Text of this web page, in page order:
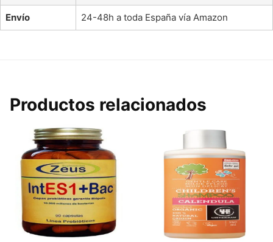
Envío 24-48h a toda España vía Amazon
Productos relacionados